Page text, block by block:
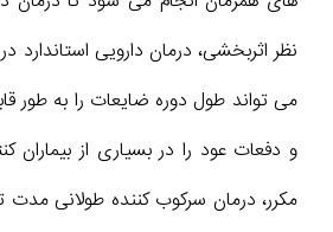
نظر اثربخشی، درمان دارویی
می تواند طول دوره ضایعات را به
و دفعات عود را در بسیاری از بیماران
مکرر، درمان سرکوب کننده طولانی